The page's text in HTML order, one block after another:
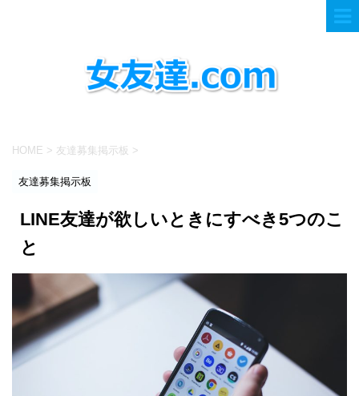
HOME > 友達募集掲示板 >
友達募集掲示板
LINE友達が欲しいときにすべき5つのこ
と